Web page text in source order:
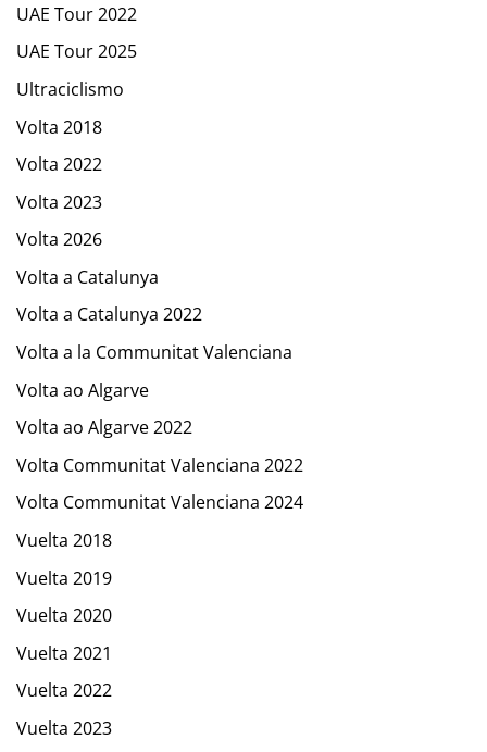
UAE Tour 2022
UAE Tour 2025
Ultraciclismo
Volta 2018
Volta 2022
Volta 2023
Volta 2026
Volta a Catalunya
Volta a Catalunya 2022
Volta a la Communitat Valenciana
Volta ao Algarve
Volta ao Algarve 2022
Volta Communitat Valenciana 2022
Volta Communitat Valenciana 2024
Vuelta 2018
Vuelta 2019
Vuelta 2020
Vuelta 2021
Vuelta 2022
Vuelta 2023